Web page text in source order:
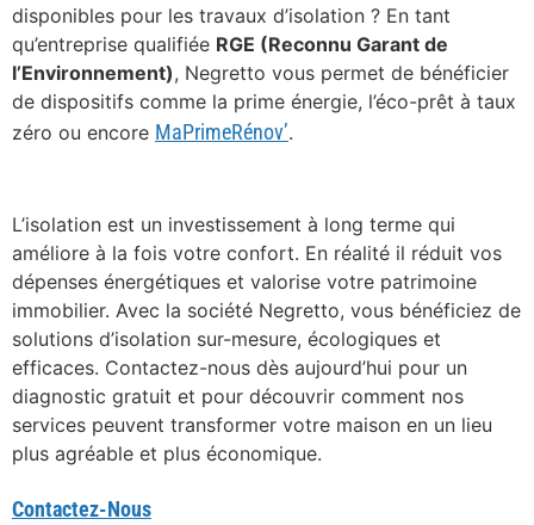
disponibles pour les travaux d’isolation ? En tant
qu’entreprise qualifiée RGE (Reconnu Garant de
l’Environnement), Negretto vous permet de bénéficier
de dispositifs comme la prime énergie, l’éco-prêt à taux
zéro ou encore MaPrimeRénov’.
L’isolation est un investissement à long terme qui
améliore à la fois votre confort. En réalité il réduit vos
dépenses énergétiques et valorise votre patrimoine
immobilier. Avec la société Negretto, vous bénéficiez de
solutions d’isolation sur-mesure, écologiques et
efficaces. Contactez-nous dès aujourd’hui pour un
diagnostic gratuit et pour découvrir comment nos
services peuvent transformer votre maison en un lieu
plus agréable et plus économique.
Contactez-Nous